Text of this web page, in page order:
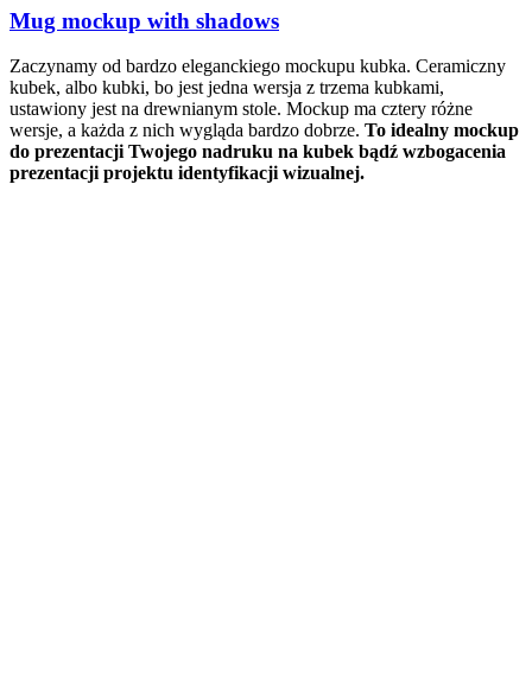
Mug mockup with shadows
Zaczynamy od bardzo eleganckiego mockupu kubka. Ceramiczny
kubek, albo kubki, bo jest jedna wersja z trzema kubkami,
ustawiony jest na drewnianym stole. Mockup ma cztery różne
wersje, a każda z nich wygląda bardzo dobrze. To idealny mockup
do prezentacji Twojego nadruku na kubek bądź wzbogacenia
prezentacji projektu identyfikacji wizualnej.